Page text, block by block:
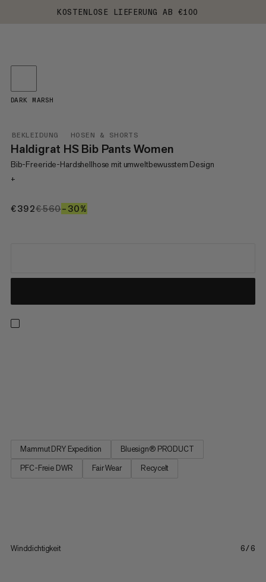
KOSTENLOSE LIEFERUNG AB €100
BEKLEIDUNG HOSEN & SHORTS
Haldigrat HS Bib Pants Women
Bib-Freeride-Hardshellhose mit umweltbewusstem Design
+
€392€392
€560€560
–30%
DARK MARSH
Mammut DRY Expedition
Bluesign® PRODUCT
PFC-Freie DWR
Fair Wear Recycelt
Winddichtigkeit 6/6